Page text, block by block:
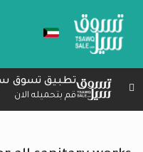
تطبيق تسوق
قم بتحميله الان